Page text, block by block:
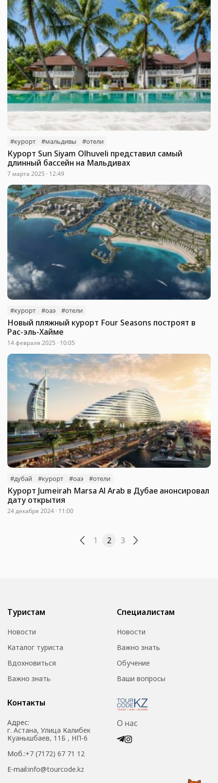
#курорт #мальдивы #отели
Курорт Sun Siyam Olhuveli представил самый
длинный бассейн на Мальдивах
7 марта 2025 · 12:49
#курорт #оаэ #отели
Новый пляжный курорт Four Seasons построят в
Рас-эль-Хайме
14 февраля 2025 · 10:05
#дубай #курорт #оаэ #отели
Курорт Jumeirah Marsa Al Arab в Дубае анонсировал
дату открытия
24 декабря 2024 · 11:00
1 2 3
Туристам
Новости
Каталог туриста
Вдохновиться
Важно знать
Специалистам
Новости
Важно знать
Обучение
Ваши вопросы
Контакты
Адрес:
г. Астана, Улица Калибек
Куанышбаев, 11Б , НП-6
Моб.:+7 (7172) 67 71 12
E-mail:info@tourcode.kz
О нас